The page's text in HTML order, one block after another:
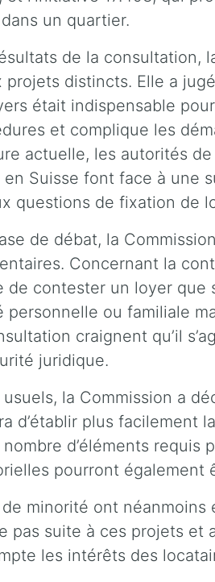
un quartier.
de la consultation,
distincts. Elle a
était indispensable
et complique les
actuelle, les autorités
Suisse font face à une
questions de fixation de
de débat, la
Concernant la
de contester un loyer
personnelle ou familiale
craignent qu’il
juridique.
la Commission a
d’établir plus facilement
d’éléments requis
pourront également
minorité ont
pas suite à ces projets
les intérêts des